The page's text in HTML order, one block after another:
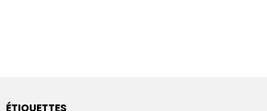
ÉTIQUETTES